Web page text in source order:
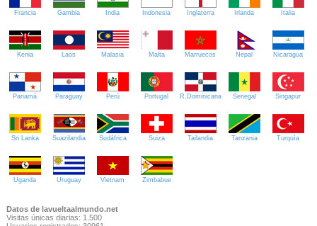
Francia Gambia India Indonesia Inglaterra Irlanda Italia
Kenia Laos Malasia Malta Marruecos Nepal Nicaragua
Panamá Paraguay Perú Portugal R.Dominicana Senegal Singapur
Sri Lanka Suazilandia Sudáfrica Suiza Tailandia Tanzania Turquía
Uganda Uruguay Vietnam Zimbabue
Datos de lavueltaalmundo.net
Visitas únicas diarias: 1.500